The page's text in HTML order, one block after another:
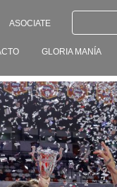
ASOCIATE
GLORIA MANÍA